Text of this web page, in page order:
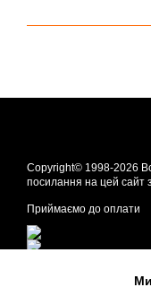
Copyright© 1998-2026
посилання на цей сайт
Приймаємо до оплати